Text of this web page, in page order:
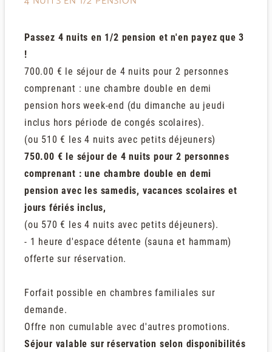
Passez 4 nuits en 1/2 pension et n'en payez que 3
!
700.00 € le séjour de 4 nuits pour 2 personnes
comprenant : une chambre double en demi
pension hors week-end (du dimanche au jeudi
inclus hors période de congés scolaires).
(ou 510 € les 4 nuits avec petits déjeuners)
750.00 € le séjour de 4 nuits pour 2 personnes
comprenant : une chambre double en demi
pension avec les samedis, vacances scolaires et
jours fériés inclus,
(ou 570 € les 4 nuits avec petits déjeuners).
- 1 heure d'espace détente (sauna et hammam)
offerte sur réservation.
Forfait possible en chambres familiales sur
demande.
Offre non cumulable avec d'autres promotions.
Séjour valable sur réservation selon disponibilités